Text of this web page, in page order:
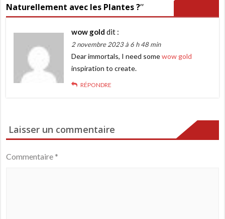
l’article
Naturellement avec les Plantes ?”
wow gold dit :
2 novembre 2023 à 6 h 48 min
Dear immortals, I need somewow gold
inspiration to create.
RÉPONDRE
Laisser un commentaire
Commentaire *